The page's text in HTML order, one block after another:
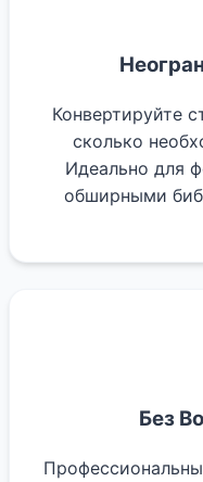
Конвертируйте
сколько
Идеально для
обширными
Без